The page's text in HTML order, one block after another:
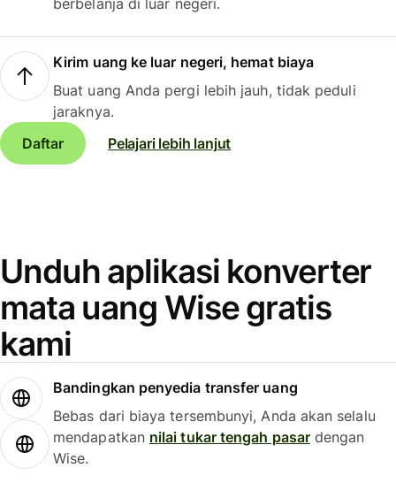
berbelanja di luar negeri.
Kirim uang ke luar negeri, hemat biaya
Buat uang Anda pergi lebih jauh, tidak peduli
jaraknya.
Daftar
Pelajari lebih lanjut
Unduh aplikasi konverter
mata uang Wise gratis
kami
Bandingkan penyedia transfer uang
Bebas dari biaya tersembunyi, Anda akan selalu
mendapatkan nilai tukar tengah pasardengan
Wise.